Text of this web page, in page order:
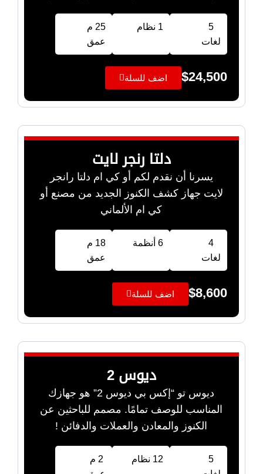
5
لغات
1 نظام
25 م
عمق
$24,500 اضف للسلة
دلتا رنجر لايت
يسرنا أن نقدم لكم أو كي ام دلتا رانجر
لايت جهاز كشف الكنوز الجديد من مصنع أو
كي ام الألماني
4
لغات
6 أنظمة
18 م
عمق
$8,600 اضف للسلة
ديوس 2
ديوس تو “إكس بي ديوس 2” هو جهازك
المناسب للوصف تمامًا. مصمم للباحثين عن
الكنوز والمعادن والعملات والدفائن !
5
12 نظام
2 م